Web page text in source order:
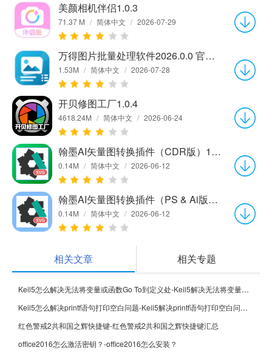
美颜相机伴侣1.0.3
71.37 M / 简体中文 / 2026-07-29
万得图片批量处理软件2026.0.0 官方版
1.53M / 简体中文 / 2026-07-28
开贝修图工厂1.0.4
4618.24M / 简体中文 / 2026-06-24
翰墨AI矢量图转换插件（CDR版）1.0.0
0.14M / 简体中文 / 2026-06-12
翰墨AI矢量图转换插件（PS & Ai版）1.0.0
0.14M / 简体中文 / 2026-06-12
相关文章 相关专题
Keil5怎么解决无法将变量或函数Go To到定义处-Keil5解决无法将变量或函数Go To到定义处的方法
Keil5怎么解决printf语句打印空白问题-Keil5解决printf语句打印空白问题的方法
红色警戒2共和国之辉快捷键-红色警戒2共和国之辉快捷键汇总
office2016怎么激活密钥？-office2016怎么安装？